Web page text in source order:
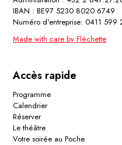
IBAN : BE97 5230 8020 6749
Numéro d'entreprise: 0411 599
Made with care by Fléchette
Accès rapide
Programme
Calendrier
Réserver
Le théâtre
Votre soirée au Poche